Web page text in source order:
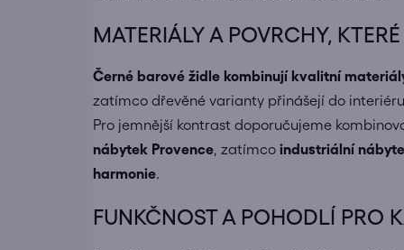
MATERIÁLY A POVRCHY,
Černé barové židle kombinují kvalitní
zatímco dřevěné varianty přinášejí do
Pro jemnější kontrast doporučujeme
nábytek Provence , zatímco industriální
harmonie.
FUNKČNOST A POHODLÍ PRO